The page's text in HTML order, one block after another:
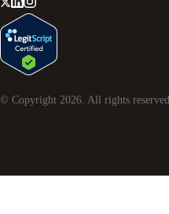
© Copyright 2026 . All rights reserved.